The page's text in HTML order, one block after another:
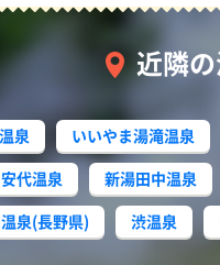
近隣
泉 いいやま湯滝温泉
安代温泉 新湯田中温泉
泉(長野県) 渋温泉